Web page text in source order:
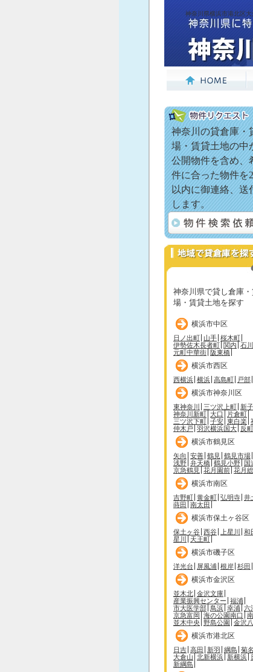
神奈川県横浜市港北区
神奈川の貸倉庫・
場・賃貸土地の中
公開物件を含め、
件に合った物件を
以内に御連絡、送
します。
神奈川県で貸し倉庫
場・賃貸土地を探す
横浜市中区
日ノ出町 山手 桜木町
伊勢佐木長者町 関内 石
元町中華街 阪東橋
横浜市西区
西横浜 横浜 高島町 戸部
横浜市神奈川区
東神奈川 三ツ沢上町 新
神奈川新町 大口
片倉町
三ツ沢下町 子安 東白楽
仲木戸 羽沢横浜国大 反町
横浜市鶴見区
矢向 安善 鶴見 鶴見市場
浅野 弁天橋 鶴見小野
国
京急鶴見
花月園前 花月
横浜市南区
吉野町 黄金町 弘明寺 井
蒔田 南太田
横浜市保土ヶ谷区
保土ヶ谷 西谷 上星川
和
星川
天王町
横浜市磯子区
洋光台 屏風浦 根岸 杉田
横浜市金沢区
並木北 金沢文庫
産業振興センター 福浦
市大医学部 鳥浜 幸浦 六
京急富岡 海の公園南口
並木中央 野島公園 金沢
横浜市港北区
日吉 高田 新羽 綱島 菊名
大倉山 北新横浜 新横浜
新綱島